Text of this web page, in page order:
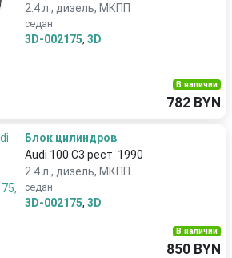
2.4 л., дизель, МКПП
седан
3D-002175, 3D
В наличии
782 BYN
Блок цилиндров
Audi 100 С3 рест. 1990
2.4 л., дизель, МКПП
седан
3D-002175, 3D
В наличии
850 BYN